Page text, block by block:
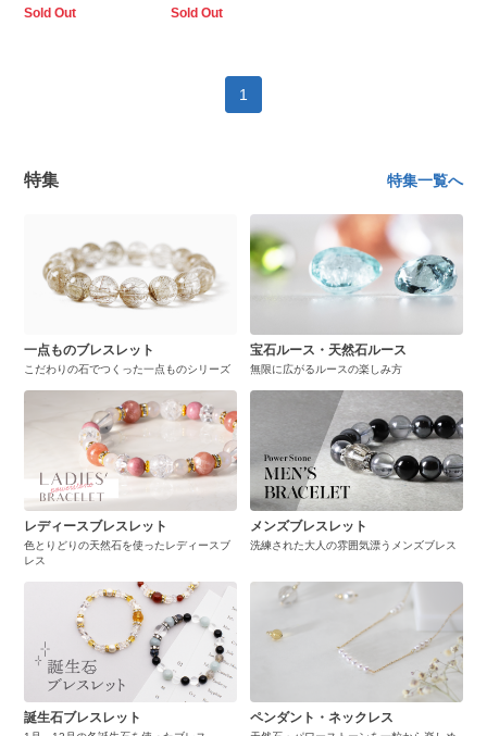
Sold Out Sold Out
1
特集 特集一覧へ
一点ものブレスレット
こだわりの石でつくった一点ものシリーズ
宝石ルース・天然石ルース
無限に広がるルースの楽しみ方
レディースブレスレット
色とりどりの天然石を使ったレディースブ
レス
メンズブレスレット
洗練された大人の雰囲気漂うメンズブレス
誕生石ブレスレット ペンダント・ネックレス